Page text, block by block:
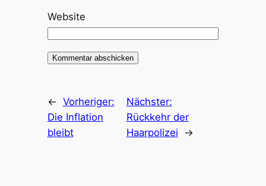
Website
← Vorheriger:
Die Inflation
bleibt
Nächster:
Rückkehr der
Haarpolizei
→